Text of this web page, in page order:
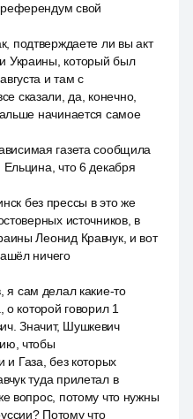
свой
подтверждаете ли вы акт
Украины, который был
и там с
сказали, да, конечно,
начинается самое
газета сообщила
что 6 декабря
без прессы в это же
источников, в
Леонид Кравчук, и вот
ничего
я сам делал какие-то
о которой говорил 1
Значит, Шушкевич
чтобы
и Газа, без которых
туда прилетал в
вопрос, потому что нужны
Потому что